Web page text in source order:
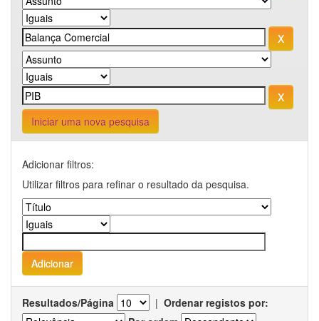
Iniciar uma nova pesquisa
Adicionar filtros:
Utilizar filtros para refinar o resultado da pesquisa.
Resultados/Página | Ordenar registos por: